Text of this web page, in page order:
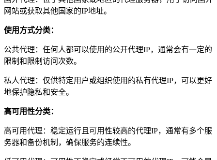
网站或获取其他国家的IP地址。
使用方式分类：
公共代理：任何人都可以使用的公开代理IP，通常会有一定的
限制和限制访问次数。
私人代理：仅供特定用户或组织使用的私有代理IP，可以更好
地保护隐私和安全。
高可用性分类：
高可用代理：稳定运行且可用性较高的代理IP，通常有多个服
务器和备份机制，确保服务的连续性。